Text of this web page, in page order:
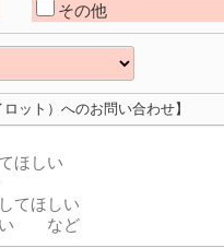
その他
ット）へのお問い合わせ】